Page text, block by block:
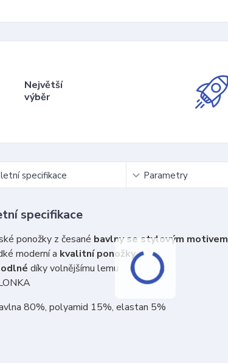
Největší
výběr
specifikace Parametry
specifikace
ponožky z česané bavlny se stylovým motivem
moderní a kvalitní ponožky
díky volnějšímu lemu
80%, polyamid 15%, elastan 5%